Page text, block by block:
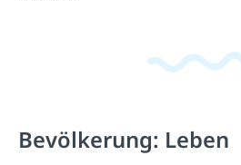
Bevölkerung: Leben